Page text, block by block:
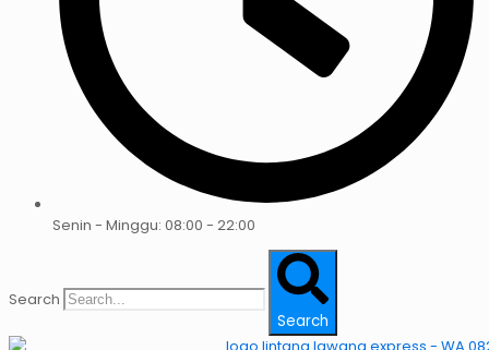
Senin - Minggu: 08:00 - 22:00
Search
Search